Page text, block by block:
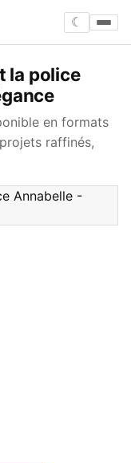
☾
la police
en formats
raffinés,